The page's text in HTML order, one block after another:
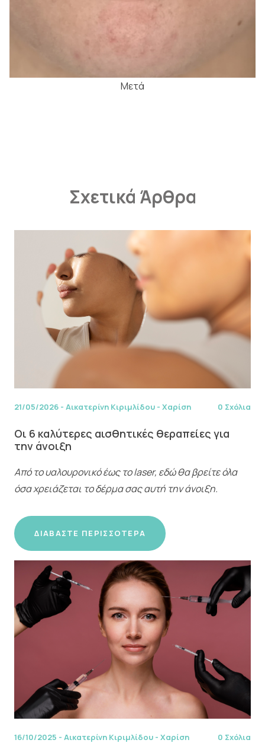
Μετά
Σχετικά Άρθρα
21/05/2026 -Αικατερίνη Κιριμλίδου - Χαρίση 0 Σχόλια
Οι 6 καλύτερες αισθητικές θεραπείες για
την άνοιξη
Από το υαλουρονικό έως το laser, εδώ θα βρείτε όλα
όσα χρειάζεται το δέρμα σας αυτή την άνοιξη.
ΔΙΑΒΆΣΤΕ ΠΕΡΙΣΣΌΤΕΡΑ
16/10/2025 -Αικατερίνη Κιριμλίδου - Χαρίση 0 Σχόλια